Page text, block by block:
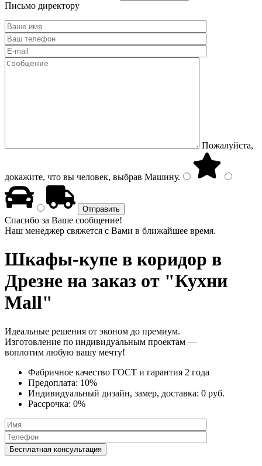
Письмо директору
Пожалуйста,
докажите, что вы человек, выбрав Машину.
Спасибо за Ваше сообщение!
Наш менеджер свяжется с Вами в ближайшее время.
Шкафы-купе в коридор в
Дрезне на заказ от "Кухни
Mall"
Идеальные решения от эконом до премиум.
Изготовление по индивидуальным проектам —
воплотим любую вашу мечту!
Фабричное качество ГОСТ и гарантия 2 года
Предоплата: 10%
Индивидуальный дизайн, замер, доставка: 0 руб.
Рассрочка: 0%